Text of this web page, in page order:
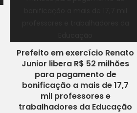
Prefeito em exercício Renato
Junior libera R$ 52 milhões
para pagamento de
bonificação a mais de 17,7
mil professores e
trabalhadores da Educação